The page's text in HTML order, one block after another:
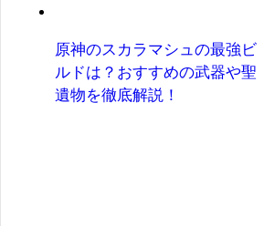
原神のスカラマシュの最強ビ
ルドは？おすすめの武器や聖
遺物を徹底解説！